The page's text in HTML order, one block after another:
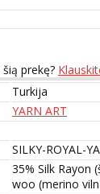
prekę?
Turkija
YARN ART
SILKY-ROYAL-
35% Silk Rayon
woo (merino